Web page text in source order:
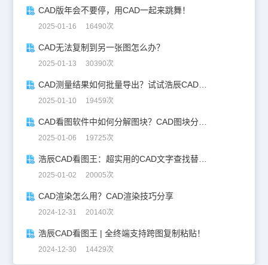
CAD版年会不要停，用CAD一起来跳舞！
2025-01-16 16490次
CAD无法复制到另一张图怎么办？
2025-01-13 30390次
CAD测量结果如何批量导出？试试浩辰CAD看图王！
2025-01-10 19459次
CAD看图软件中如何分解图块？CAD图块分解详解！
2025-01-06 19725次
浩辰CAD看图王：超实用的CAD文字查找替换技巧分享！
2025-01-02 20005次
CAD渲染怎么用？CAD渲染技巧分享
2024-12-31 20140次
浩辰CAD看图王 | 全终端支持跨图复制粘贴！
2024-12-30 14429次